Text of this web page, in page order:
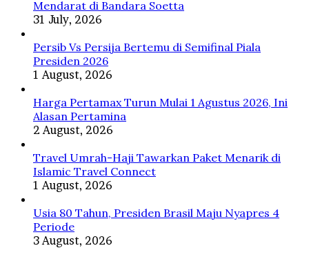
Hingga
Pelestarian
Orangutan
Tapanuli
Mendarat di Bandara Soetta
31 July, 2026
Persib Vs Persija Bertemu di Semifinal Piala
Presiden 2026
1 August, 2026
Harga Pertamax Turun Mulai 1 Agustus 2026, Ini
Alasan Pertamina
2 August, 2026
Travel Umrah-Haji Tawarkan Paket Menarik di
Islamic Travel Connect
1 August, 2026
Usia 80 Tahun, Presiden Brasil Maju Nyapres 4
Periode
3 August, 2026